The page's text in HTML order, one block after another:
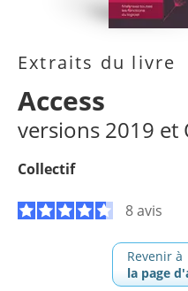
Extraits du livre
Access
versions 2019 et
Collectif
8 avis
Revenir à
la page